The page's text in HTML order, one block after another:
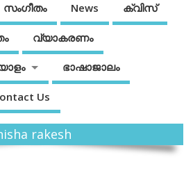
സംഗീതം News ക്വിസ്
വ്യാകരണം
ഭാഷാജാലം
Us
rakesh